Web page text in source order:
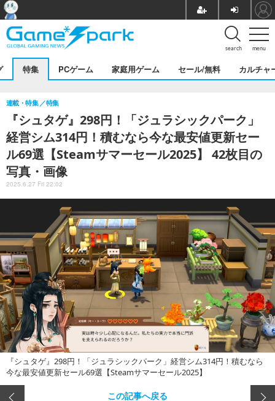
menu
search
特集 PCゲーム 家庭用ゲーム セール/無料 カルチャ
『シュタゲ』298円！「ジュラシックパーク」
経営シム314円！積むなら今な最安値更新セー
ル69選【Steamサマーセール2025】 42枚目の
写真・画像
連載・特集 特集
2025.6.27 Fri 22:02
『シュタゲ』298円！「ジュラシックパーク」経営シム314円！積むなら
今な最安値更新セール69選【Steamサマーセール2025】
この記事へ戻る